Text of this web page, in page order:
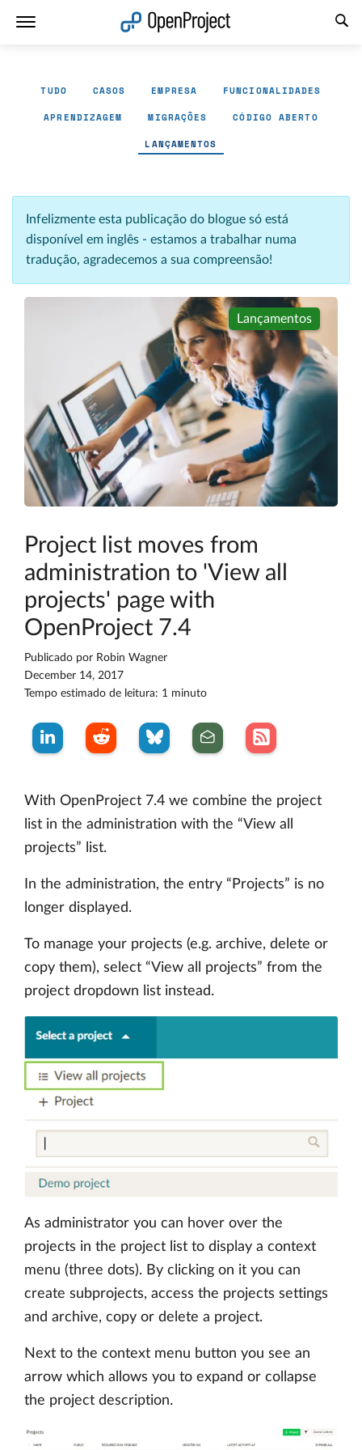
TUDO CASOS EMPRESA FUNCIONALIDADES
APRENDIZAGEM MIGRAÇÕES CÓDIGO ABERTO
LANÇAMENTOS
Infelizmente esta publicação do blogue só está
disponível em inglês - estamos a trabalhar numa
tradução, agradecemos a sua compreensão!
Lançamentos
Project list moves from
administration to 'View all
projects' page with
OpenProject 7.4
Publicado por Robin Wagner
December 14, 2017
Tempo estimado de leitura: 1 minuto
With OpenProject 7.4 we combine the project
list in the administration with the “View all
projects” list.
In the administration, the entry “Projects” is no
longer displayed.
To manage your projects (e.g. archive, delete or
copy them), select “View all projects” from the
project dropdown list instead.
As administrator you can hover over the
projects in the project list to display a context
menu (three dots). By clicking on it you can
create subprojects, access the projects settings
and archive, copy or delete a project.
Next to the context menu button you see an
arrow which allows you to expand or collapse
the project description.
Abrir a ligação num novo separador